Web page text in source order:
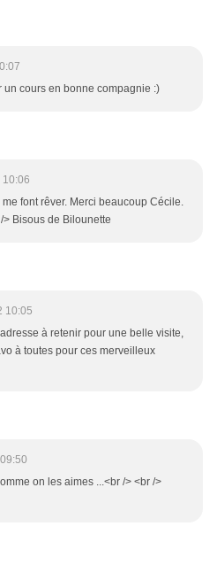
un cours en bonne compagnie :)
font rêver. Merci beaucoup Cécile.
> Bisous de Bilounette
10:05
à retenir pour une belle visite,
à toutes pour ces merveilleux
on les aimes ...<br /> <br />